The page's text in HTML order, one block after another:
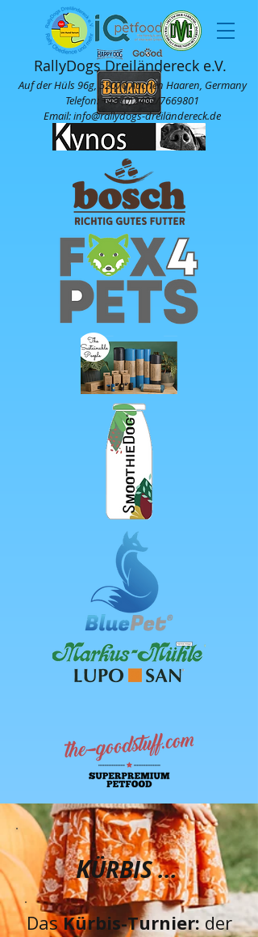
Auf der Hüls 96g, 52070 Aachen Haaren, Germany
Telefon:+49 (0)2402/7669801
Email: info@rallydogs-dreiländereck.de
RallyDogs Dreiländereck e.V.
KÜRBIS...
DasKürbis-Turnier:der